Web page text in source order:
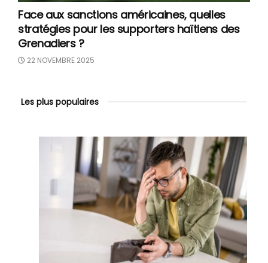
Face aux sanctions américaines, quelles
stratégies pour les supporters haïtiens des
Grenadiers ?
22 NOVEMBRE 2025
Les plus populaires